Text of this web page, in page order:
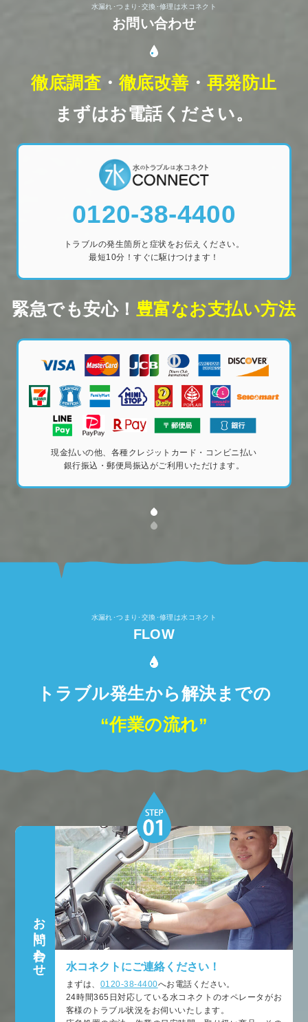
水漏れ･つまり･交換･修理は水コネクト
お問い合わせ
徹底調査 ・ 徹底改善 ・ 再発防止
まずはお電話ください。
0120-38-4400
トラブルの発生箇所と症状をお伝えください。
最短10分！すぐに駆けつけます！
緊急でも安心！ 豊富なお支払い方法
現金払いの他、各種クレジットカード・コンビニ払い
銀行振込・郵便局振込がご利用いただけます。
水漏れ･つまり･交換･修理は水コネクト
FLOW
トラブル発生から解決までの
“作業の流れ”
お問い合わせ 水コネクトにご連絡ください！
まずは、 0120-38-4400へお電話ください。
24時間365日対応している水コネクトのオペレータがお
客様のトラブル状況をお伺いいたします。